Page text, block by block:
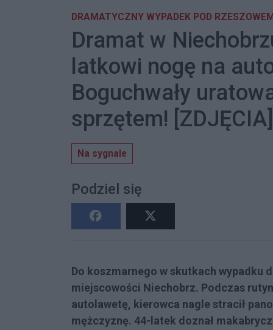
DRAMATYCZNY WYPADEK POD RZESZOWEM
Dramat w
latkowi nogę na
Boguchwały
sprzętem! [ZDJĘCIA]
Na sygnale
Podziel się
Do koszmarnego w skutkach wypadku
miejscowości Niechobrz. Podczas
autolawetę, kierowca nagle stracił
mężczyznę. 44-latek doznał